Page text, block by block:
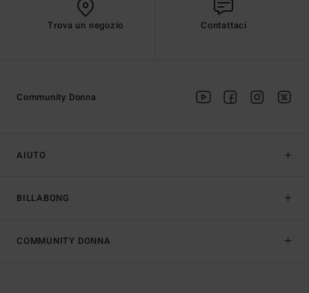
Trova un negozio Contattaci
AIUTO
BILLABONG
Community Donna
COMMUNITY DONNA